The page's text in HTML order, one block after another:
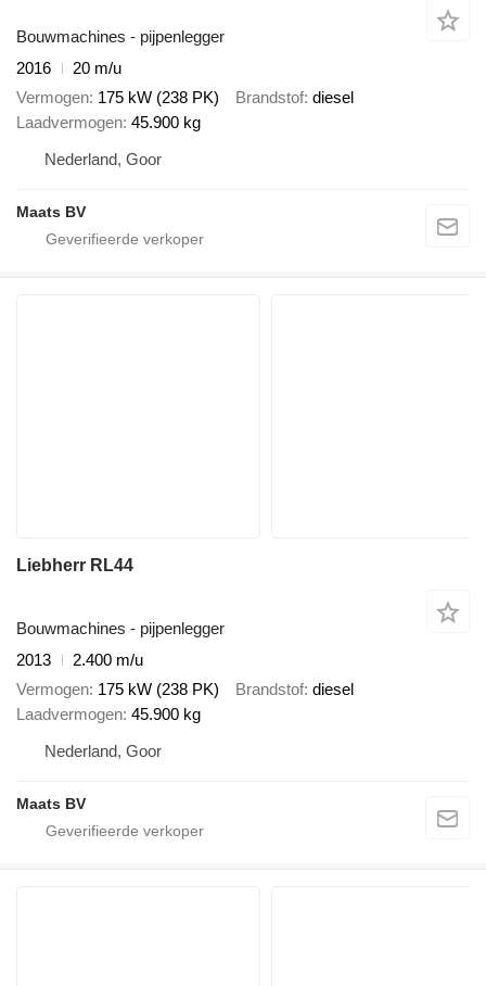
Bouwmachines - pijpenlegger
2016
20 m/u
Vermogen 175 kW (238 PK) Brandstof diesel
Laadvermogen 45.900 kg
Nederland, Goor
Maats BV
Liebherr RL44
Bouwmachines - pijpenlegger
2013
2.400 m/u
Vermogen 175 kW (238 PK) Brandstof diesel
Laadvermogen 45.900 kg
Nederland, Goor
Maats BV